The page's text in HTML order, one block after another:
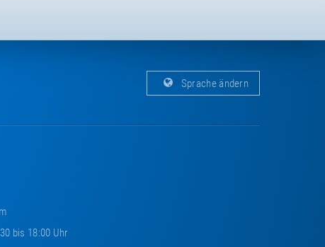
Sprache ändern
bis 18:00 Uhr